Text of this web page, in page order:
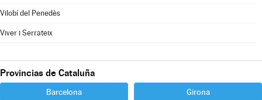
Vilobí del Penedès
Viver i Serrateix
Provincias de Cataluña
Barcelona Girona